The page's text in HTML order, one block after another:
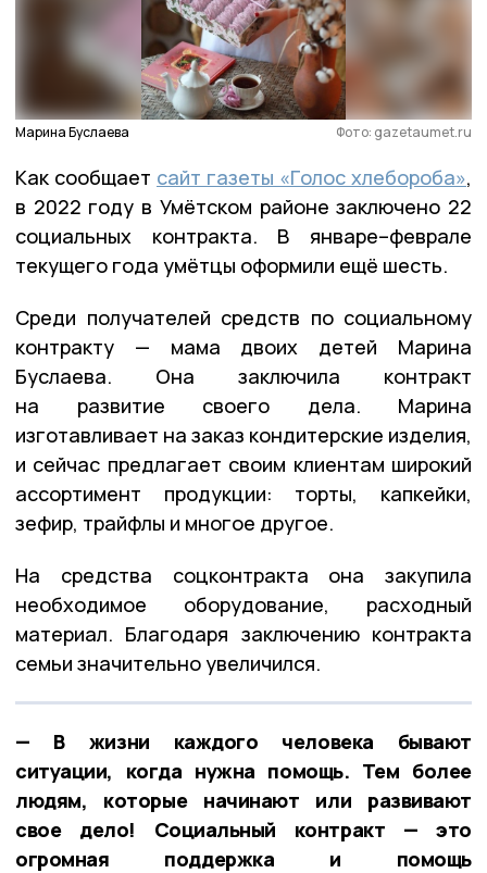
Марина Буслаева Фото: gazetaumet.ru
Как сообщает сайт газеты «Голос хлебороба»,
в 2022 году в Умётском районе заключено 22
социальных контракта. В январе–феврале
текущего года умётцы оформили ещё шесть.
Среди получателей средств по социальному
контракту — мама двоих детей Марина
Буслаева. Она заключила контракт
на развитие своего дела. Марина
изготавливает на заказ кондитерские изделия,
и сейчас предлагает своим клиентам широкий
ассортимент продукции: торты, капкейки,
зефир, трайфлы и многое другое.
На средства соцконтракта она закупила
необходимое оборудование, расходный
материал. Благодаря заключению контракта
семьи значительно увеличился.
— В жизни каждого человека бывают
ситуации, когда нужна помощь. Тем более
людям, которые начинают или развивают
свое дело! Социальный контракт — это
огромная поддержка и помощь